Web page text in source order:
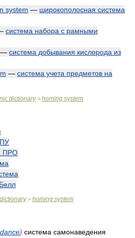
system — широкополосная система
система набора с рамными
— система добывания кислорода из
— система учета предметов на
dictionary> homing system
ПРО
> homing system
) система самонаведения